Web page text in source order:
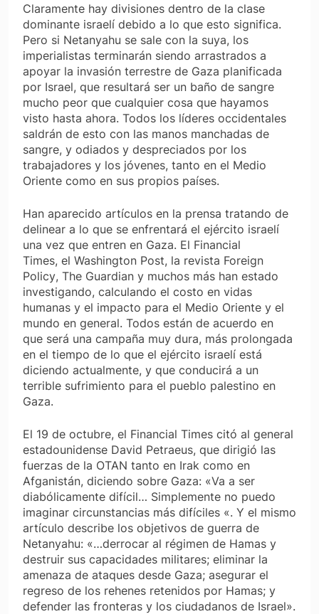
Claramente hay divisiones dentro de la clase
dominante israelí debido a lo que esto significa.
Pero si Netanyahu se sale con la suya, los
imperialistas terminarán siendo arrastrados a
apoyar la invasión terrestre de Gaza planificada
por Israel, que resultará ser un baño de sangre
mucho peor que cualquier cosa que hayamos
visto hasta ahora. Todos los líderes occidentales
saldrán de esto con las manos manchadas de
sangre, y odiados y despreciados por los
trabajadores y los jóvenes, tanto en el Medio
Oriente como en sus propios países.
Han aparecido artículos en la prensa tratando de
delinear a lo que se enfrentará el ejército israelí
una vez que entren en Gaza. El Financial
Times, el Washington Post, la revista Foreign
Policy, The Guardian y muchos más han estado
investigando, calculando el costo en vidas
humanas y el impacto para el Medio Oriente y el
mundo en general. Todos están de acuerdo en
que será una campaña muy dura, más prolongada
en el tiempo de lo que el ejército israelí está
diciendo actualmente, y que conducirá a un
terrible sufrimiento para el pueblo palestino en
Gaza.
El 19 de octubre, el Financial Times citó al general
estadounidense David Petraeus, que dirigió las
fuerzas de la OTAN tanto en Irak como en
Afganistán, diciendo sobre Gaza: «Va a ser
diabólicamente difícil… Simplemente no puedo
imaginar circunstancias más difíciles «. Y el mismo
artículo describe los objetivos de guerra de
Netanyahu: «…derrocar al régimen de Hamas y
destruir sus capacidades militares; eliminar la
amenaza de ataques desde Gaza; asegurar el
regreso de los rehenes retenidos por Hamas; y
defender las fronteras y los ciudadanos de Israel».